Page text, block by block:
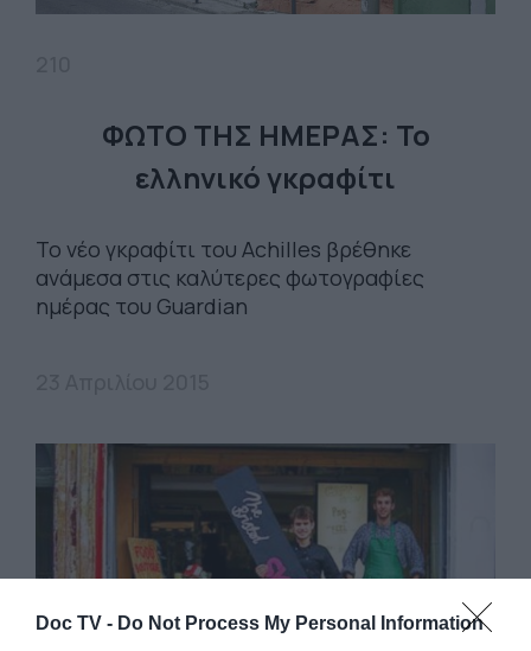
Doc TV - Do Not Process My Personal Information
ΦΩΤΟ ΤΗΣ ΗΜΕΡΑΣ: Το
ελληνικό γκραφίτι
Το νέο γκραφίτι του Achilles βρέθηκε
ανάμεσα στις καλύτερες φωτογραφίες
ημέρας του Guardian